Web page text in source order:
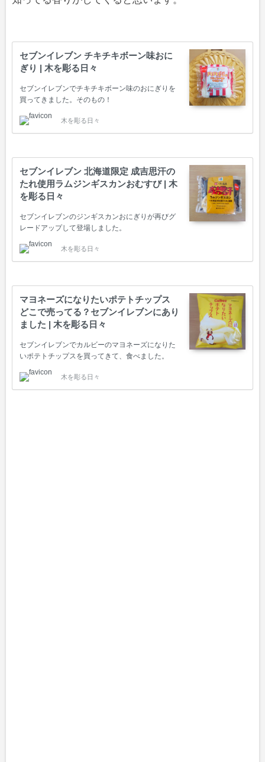
セブンイレブン チキチキボーン味おに
ぎり | 木を彫る日々
セブンイレブンでチキチキボーン味のおにぎりを
買ってきました。そのもの！
木を彫る日々
セブンイレブン 北海道限定 成吉思汗の
たれ使用ラムジンギスカンおむすび | 木
を彫る日々
セブンイレブンのジンギスカンおにぎりが再びグ
レードアップして登場しました。
木を彫る日々
マヨネーズになりたいポテトチップス
どこで売ってる？セブンイレブンにあり
ました | 木を彫る日々
セブンイレブンでカルビーのマヨネーズになりた
いポテトチップスを買ってきて、食べました。
木を彫る日々